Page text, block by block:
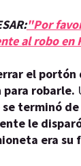
"Por
al robo en
el
robarle.
terminó
le
era su